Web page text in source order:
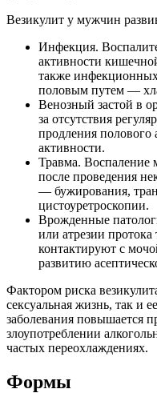
Везикулит у мужчин
Инфекция.
активности
также
половым путем —
Венозный застой в
за отсутствия
продления полового
активности.
Травма. Воспаление
после проведения
— бужирования,
цистоуретроскопии.
Врожденные
или атрезии протока
контактируют с
развитию
Фактором риска
сексуальная жизнь, так и
заболевания повышается
злоупотреблении
частых переохлаждениях.
Формы